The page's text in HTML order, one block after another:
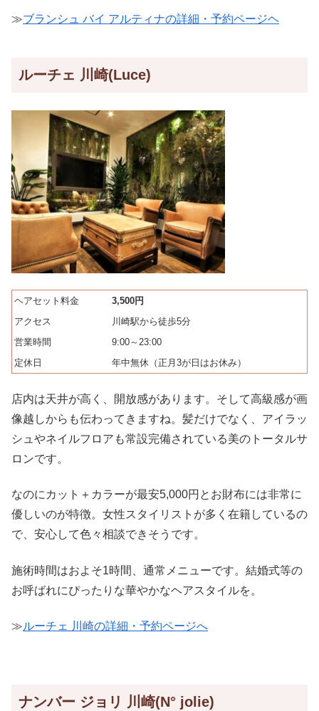
≫ブランシュ バイ アルティナの詳細・予約ページヘ
ルーチェ 川崎(Luce)
ヘアセット料金
3,500円
アクセス
川崎駅から徒歩5分
営業時間
9:00～23:00
定休日
年中無休（正月3が日はお休み）
店内は天井が高く、開放感があります。そして高級感が画
像越しからも伝わってきますね。髪だけでなく、アイラッ
シュやネイルフロアも常設完備されている美のトータルサ
ロンです。
なのにカット＋カラーが最安5,000円とお財布には非常に
優しいのが特徴。女性スタイリストが多く在籍しているの
で、安心して色々相談できそうです。
施術時間はおよそ1時間、通常メニューです。結婚式等の
お呼ばれにぴったりな華やかなヘアスタイルを。
≫ルーチェ 川崎の詳細・予約ページへ
ナンバー ジョリ 川崎(N° jolie)